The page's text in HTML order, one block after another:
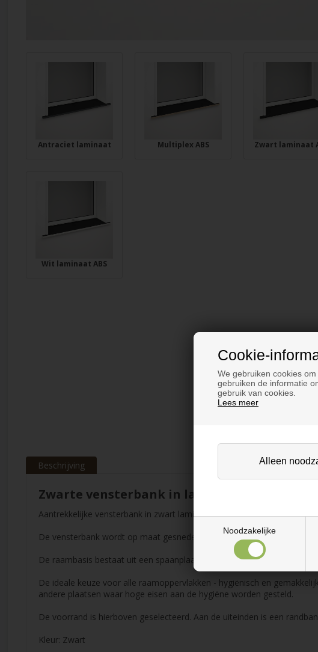
Cookie-
We gebruiken cookies
gebruiken de informatie
gebruik van cookies.
Lees meer
Noodzakelijke
Antraciet laminaat Multiplex ABS Zwart laminaat
Wit laminaat ABS
Beschrijving
Zwarte vensterbank in laminaat met
Aantrekkelijke vensterbank in zwart laminaat met optionele voorrand.
De vensterbank wordt op maat gesneden met eventuele uitsparingen
De raambasis bestaat uit een spaanplaat bedekt met
De ideale keuze voor alle raamoppervlakken - hygiënisch en
andere plaatsen waar hoge eisen aan de hygiëne worden gesteld.
De voorrand is hierboven geselecteerd. Aan de uiteinden is een
Kleur: Zwart